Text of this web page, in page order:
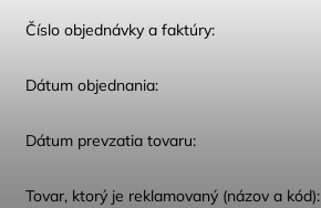
Číslo objednávky a faktúry:
Dátum objednania:
Dátum prevzatia tovaru:
Tovar, ktorý je reklamovaný (názov a kód):